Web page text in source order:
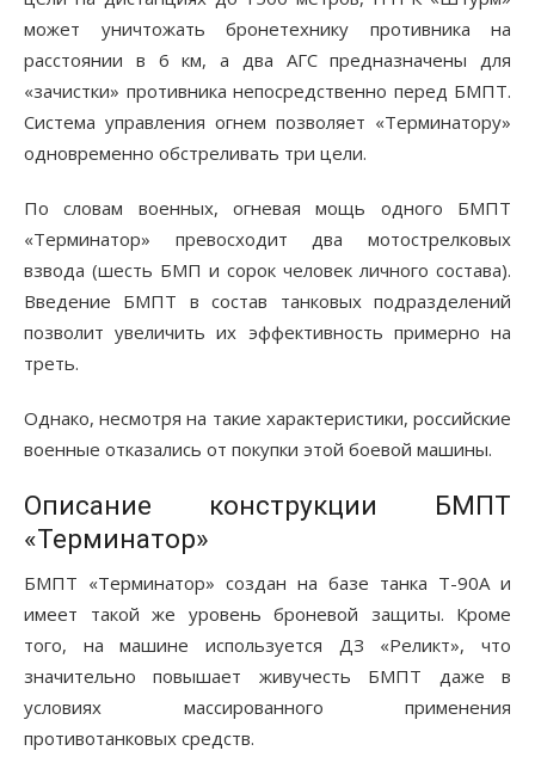
может уничтожать бронетехнику противника на
расстоянии в 6 км, а два АГС предназначены для
«зачистки» противника непосредственно перед БМПТ.
Система управления огнем позволяет «Терминатору»
одновременно обстреливать три цели.
По словам военных, огневая мощь одного БМПТ
«Терминатор» превосходит два мотострелковых
взвода (шесть БМП и сорок человек личного состава).
Введение БМПТ в состав танковых подразделений
позволит увеличить их эффективность примерно на
треть.
Однако, несмотря на такие характеристики, российские
военные отказались от покупки этой боевой машины.
Описание конструкции БМПТ
«Терминатор»
БМПТ «Терминатор» создан на базе танка Т-90А и
имеет такой же уровень броневой защиты. Кроме
того, на машине используется ДЗ «Реликт», что
значительно повышает живучесть БМПТ даже в
условиях массированного применения
противотанковых средств.